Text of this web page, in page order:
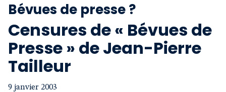
Notre revue
Boutique
Bévues de presse ?
Censures de « Bévues de
Presse » de Jean-Pierre
Tailleur
9 janvier 2003